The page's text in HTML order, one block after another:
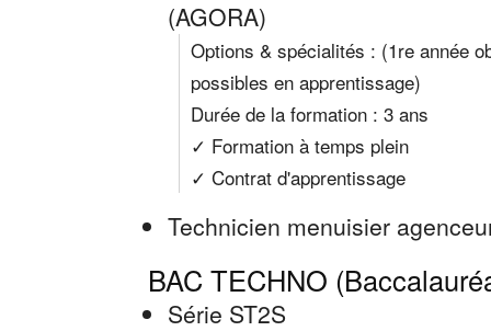
(AGORA)
Options & spécialités : (1re année
possibles en apprentissage)
Durée de la formation : 3 ans
✓ Formation à temps plein
✓ Contrat d'apprentissage
Technicien menuisier
BAC TECHNO
Série ST2S